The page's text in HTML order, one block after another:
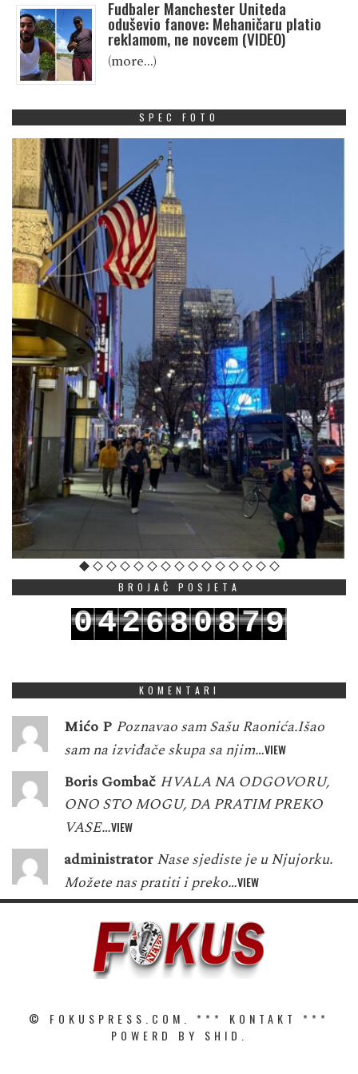
Fudbaler Manchester Uniteda
oduševio fanove: Mehaničaru platio
reklamom, ne novcem (VIDEO)
(more…)
SPEC FOTO
BROJAČ POSJETA
042680879
KOMENTARI
Mićo P Poznavao sam Sašu Raonića.Išao
sam na izviđače skupa sa njim…VIEW
Boris Gombač HVALA NA ODGOVORU,
ONO STO MOGU, DA PRATIM PREKO
VASE…VIEW
administrator Nase sjediste je u Njujorku.
Možete nas pratiti i preko…VIEW
© FOKUSPRESS.COM. *** KONTAKT
***
POWERD BY SHID.